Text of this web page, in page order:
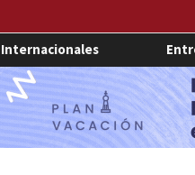
Internacionales